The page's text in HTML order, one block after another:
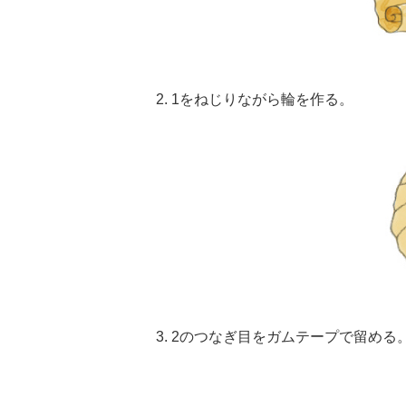
2. 1をねじりながら輪を作る。
3. 2のつなぎ目をガムテープで留める